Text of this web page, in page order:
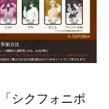
シクフォニポ